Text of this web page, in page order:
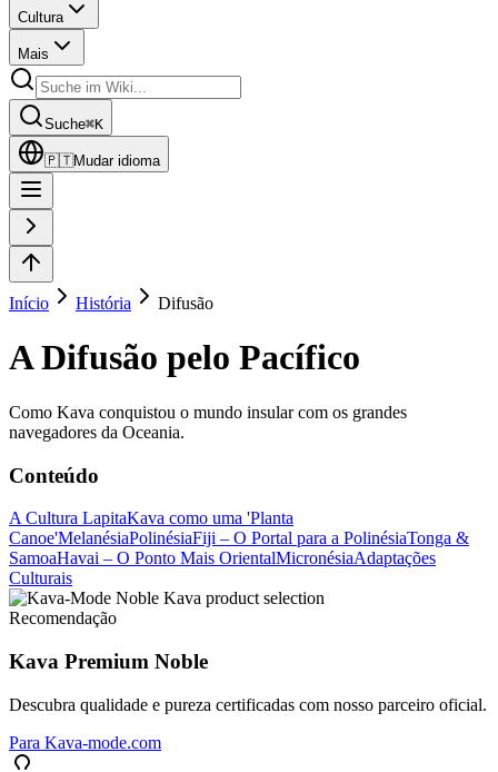
Cultura
Mais
Suche⌘K
🇵🇹Mudar idioma
Início História Difusão
A Difusão pelo Pacífico
Como Kava conquistou o mundo insular com os grandes
navegadores da Oceania.
Conteúdo
A Cultura LapitaKava como uma 'Planta
Canoe'MelanésiaPolinésiaFiji – O Portal para a PolinésiaTonga &
SamoaHavai – O Ponto Mais OrientalMicronésiaAdaptações
Culturais
Recomendação
Kava Premium Noble
Descubra qualidade e pureza certificadas com nosso parceiro oficial.
Para Kava-mode.com